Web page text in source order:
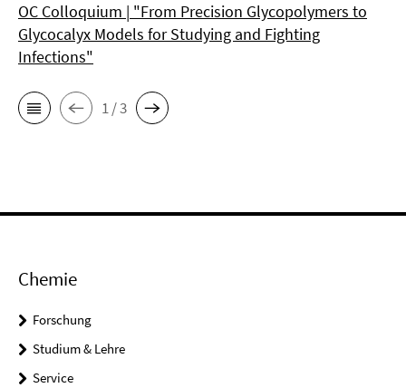
OC Colloquium | "From Precision Glycopolymers to
Glycocalyx Models for Studying and Fighting
Infections"
1 / 3
Chemie
Forschung
Studium & Lehre
Service